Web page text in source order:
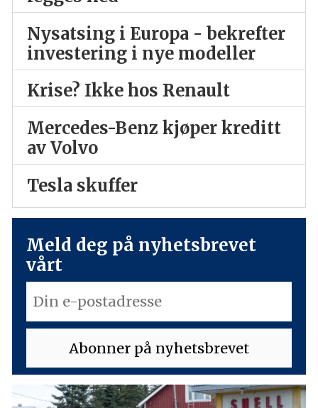
Nysatsing i Europa - bekrefter
investering i nye modeller
Krise? Ikke hos Renault
Mercedes-Benz kjøper kreditt
av Volvo
Tesla skuffer
Meld deg på nyhetsbrevet
vårt